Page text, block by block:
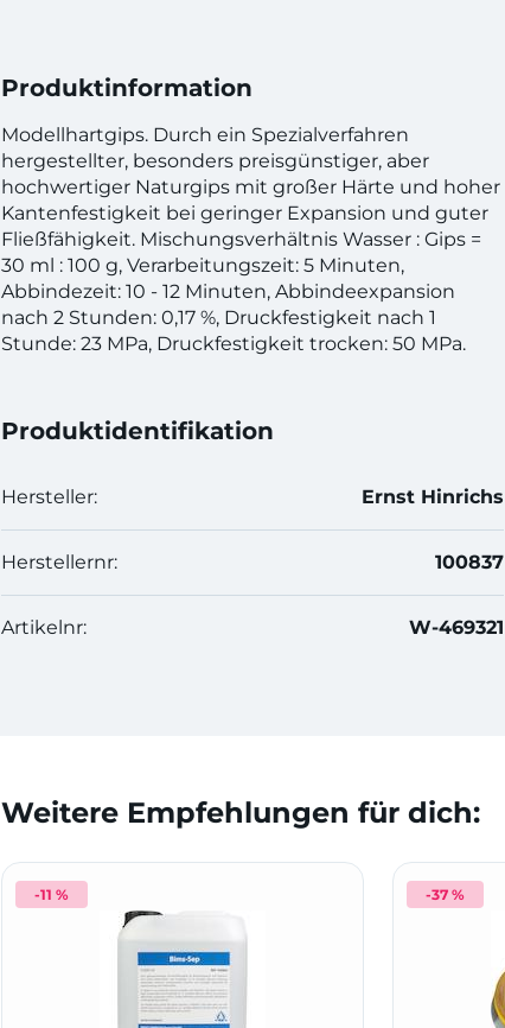
Produktinformation
Modellhartgips. Durch ein Spezialverfahren
hergestellter, besonders preisgünstiger, aber
hochwertiger Naturgips mit großer Härte und hoher
Kantenfestigkeit bei geringer Expansion und guter
Fließfähigkeit. Mischungsverhältnis Wasser : Gips =
30 ml : 100 g, Verarbeitungszeit: 5 Minuten,
Abbindezeit: 10 - 12 Minuten, Abbindeexpansion
nach 2 Stunden: 0,17 %, Druckfestigkeit nach 1
Stunde: 23 MPa, Druckfestigkeit trocken: 50 MPa.
Produktidentifikation
Hersteller: Ernst Hinrichs
Herstellernr: 100837
Artikelnr: W-469321
Weitere Empfehlungen für dich:
-11 % -37 %